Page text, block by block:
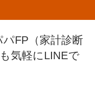
FP（家計診断
気軽にLINEで